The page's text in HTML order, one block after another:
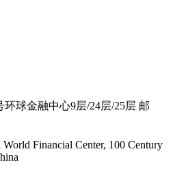
球金融中心9层/24层/25层 邮
Financial Center, 100 Century